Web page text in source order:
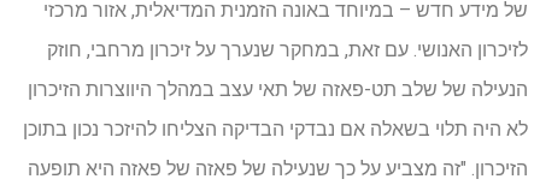
של מידע חדש – במיוחד באונה הזמנית המדיאלית, אזור מרכזי
לזיכרון האנושי. עם זאת, במחקר שנערך על זיכרון מרחבי, חוזק
הנעילה של שלב תט-פאזה של תאי עצב במהלך היווצרות הזיכרון
לא היה תלוי בשאלה אם נבדקי הבדיקה הצליחו להיזכר נכון בתוכן
הזיכרון. "זה מצביע על כך שנעילה של פאזה של פאזה היא תופעה